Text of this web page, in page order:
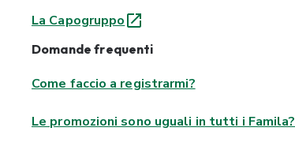
La Capogruppo
Domande frequenti
Come faccio a registrarmi?
Le promozioni sono uguali in tutti i Famila?